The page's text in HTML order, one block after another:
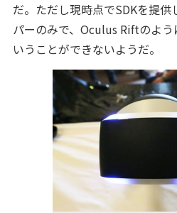
だ。ただし現時点でSDKを提
パーのみで、Oculus Riftのよ
いうことができないようだ。